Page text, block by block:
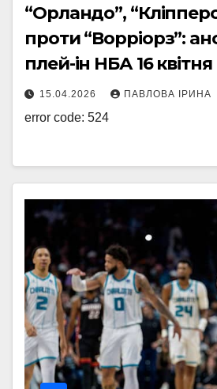
“Орландо”,
проти “Ворріорз”:
плей-ін НБА 16 квітня
15.04.2026 ПАВЛОВА ІРИНА
error code: 524